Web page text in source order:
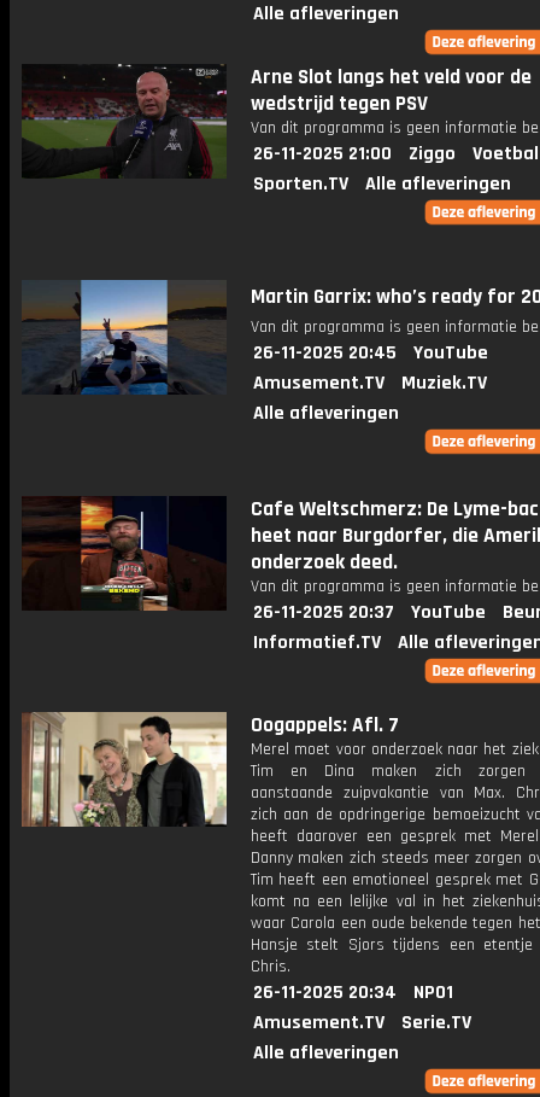
Alle afleveringen
Arne Slot langs het veld voor de
wedstrijd tegen PSV
Van dit programma is geen informatie
26-11-2025 21:00 Ziggo
Sporten.TV
Alle afleveringen
Martin Garrix: who’s ready for
Van dit programma is geen informatie
26-11-2025 20:45
YouTube
Amusement.TV
Muziek.TV
Alle afleveringen
Cafe Weltschmerz: De Lyme-
heet naar Burgdorfer, die
onderzoek deed.
Van dit programma is geen informatie
26-11-2025 20:37 YouTube
Informatief.TV
Alle
Oogappels: Afl. 7
Merel moet voor onderzoek naar het
Tim en Dina maken zich zorgen
aanstaande zuipvakantie van Max.
zich aan de opdringerige bemoeizucht
heeft daarover een gesprek met
Danny maken zich steeds meer zorgen
Tim heeft een emotioneel gesprek met
komt na een lelijke val in het
waar Carola een oude bekende tegen
Hansje stelt Sjors tijdens een etentje
Chris.
26-11-2025 20:34
NPO1
Amusement.TV
Serie.TV
Alle afleveringen